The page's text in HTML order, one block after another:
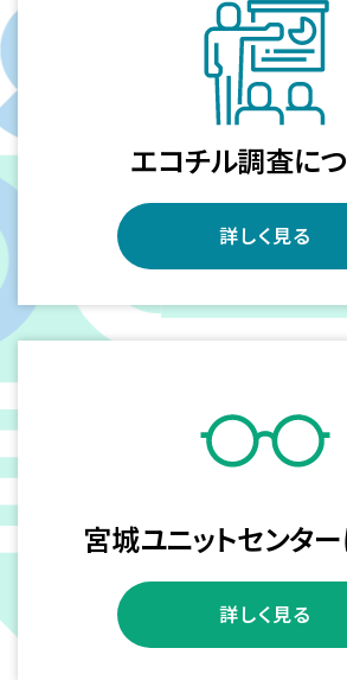
エコチル調査に
詳しく見る
宮城ユニットセンタ
詳しく見る